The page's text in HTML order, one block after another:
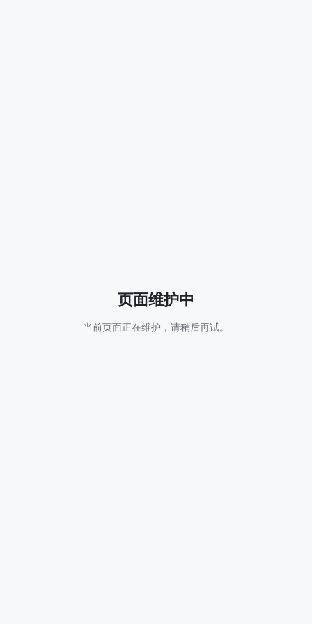
页面维护中
当前页面正在维护，请稍后再试。